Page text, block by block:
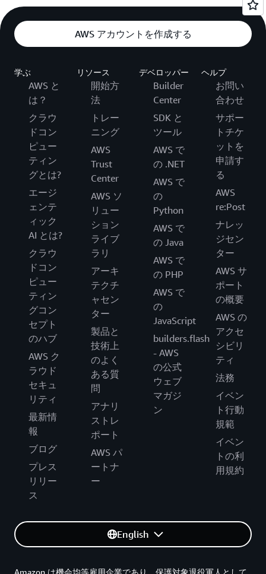
AWS アカウントを作成する
学ぶ
AWS と
は？
クラウ
ドコン
ピュー
ティン
グとは?
エージ
ェンテ
ィック
AI とは?
クラウ
ドコン
ピュー
ティン
グコン
セプト
のハブ
AWS ク
ラウド
セキュ
リティ
最新情
報
ブログ
プレス
リリー
ス
リソース
開始方
法
トレー
ニング
AWS
Trust
Center
AWS ソ
リュー
ション
ライブ
ラリ
アーキ
テクチ
ャセン
ター
製品と
技術上
のよく
ある質
問
アナリ
ストレ
ポート
AWS パ
ートナ
ー
デベロッパー
Builder
Center
SDK と
ツール
AWS で
の .NET
AWS で
の
Python
AWS で
の Java
AWS で
の PHP
AWS で
の
JavaScript
builders.flash
- AWS
の公式
ウェブ
マガジ
ン
ヘルプ
お問い
合わせ
サポー
トチケ
ットを
申請す
る
AWS
re:Post
ナレッ
ジセン
ター
AWS サ
ポート
の概要
AWS の
アクセ
シビリ
ティ
法務
イベン
ト行動
規範
イベン
トの利
用規約
English